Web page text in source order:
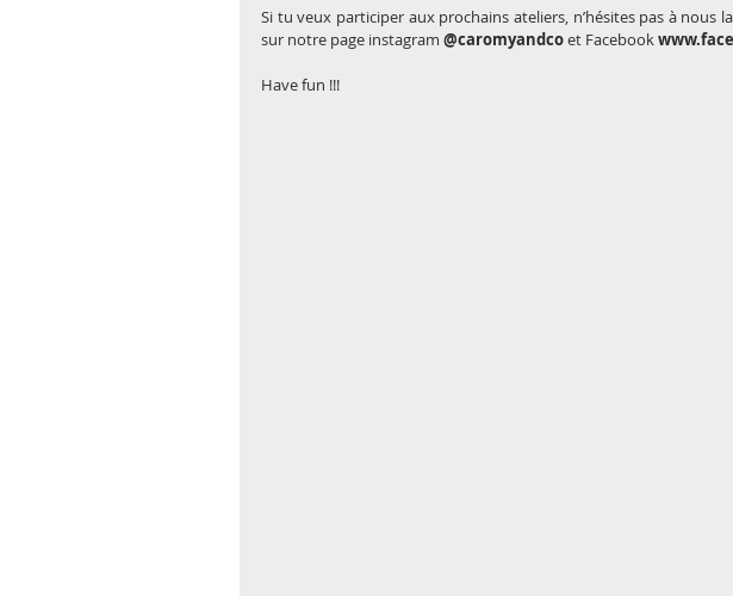
Si tu veux participer aux prochains ateliers, n’hésites pas à nous
sur notre page instagram @caromyandco et Facebook
Have fun !!!